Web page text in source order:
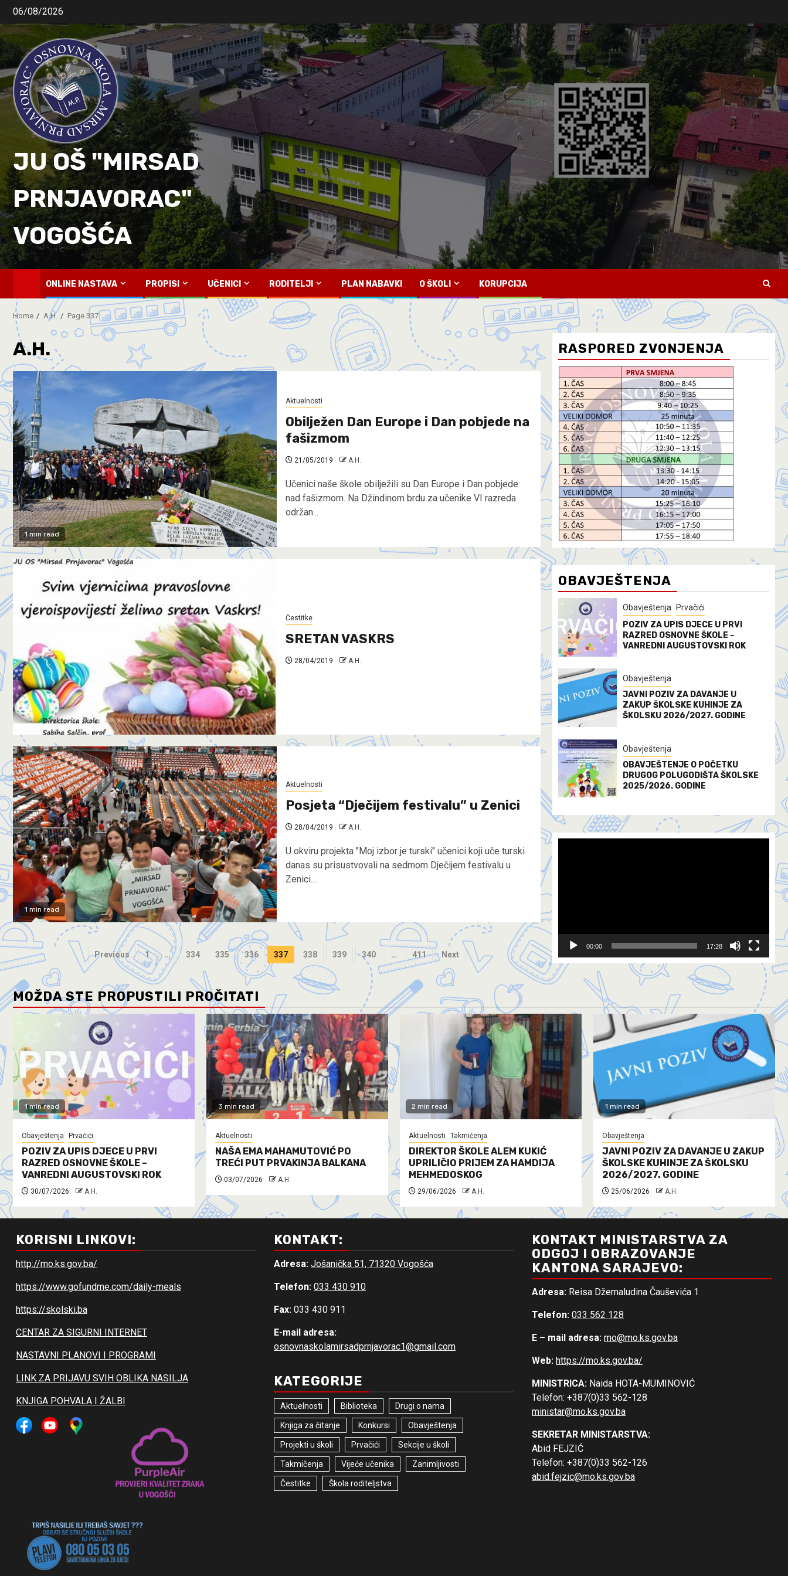
06/08/2026
JU OŠ "MIRSAD
PRNJAVORAC"
VOGOŠĆA
ONLINE NASTAVA PROPISI UČENICI RODITELJI PLAN NABAVKI O ŠKOLI KORUPCIJA
Home A.H. Page 337
A.H.
1 min read
Aktuelnosti
Obilježen Dan Europe i Dan pobjede na
fašizmom
21/05/2019 A.H.
Učenici naše škole obilježili su Dan Europe i Dan pobjede
nad fašizmom. Na Džindinom brdu za učenike VI razreda
održan...
Čestitke
SRETAN VASKRS
28/04/2019 A.H.
1 min read
Aktuelnosti
Posjeta “Dječijem festivalu” u Zenici
28/04/2019 A.H.
U okviru projekta "Moj izbor je turski" učenici koji uče turski
danas su prisustvovali na sedmom Dječijem festivalu u
Zenici....
Previous 1 … 334 335 336 337 338 339 340 … 411 Next
RASPORED ZVONJENJA
OBAVJEŠTENJA
Obavještenja Prvačići
POZIV ZA UPIS DJECE U PRVI
RAZRED OSNOVNE ŠKOLE –
VANREDNI AUGUSTOVSKI ROK
Obavještenja
JAVNI POZIV ZA DAVANJE U
ZAKUP ŠKOLSKE KUHINJE ZA
ŠKOLSKU 2026/2027. GODINE
Obavještenja
OBAVJEŠTENJE O POČETKU
DRUGOG POLUGODIŠTA ŠKOLSKE
2025/2026. GODINE
00:00 17:28
MOŽDA STE PROPUSTILI PROČITATI
1 min read
Obavještenja Prvačići
POZIV ZA UPIS DJECE U PRVI
RAZRED OSNOVNE ŠKOLE –
VANREDNI AUGUSTOVSKI ROK
30/07/2026 A.H.
3 min read
Aktuelnosti
NAŠA EMA MAHAMUTOVIĆ PO
TREĆI PUT PRVAKINJA BALKANA
03/07/2026 A.H.
2 min read
Aktuelnosti Takmičenja
DIREKTOR ŠKOLE ALEM KUKIĆ
UPRILIČIO PRIJEM ZA HAMDIJA
MEHMEDOSKOG
29/06/2026 A.H.
1 min read
Obavještenja
JAVNI POZIV ZA DAVANJE U ZAKUP
ŠKOLSKE KUHINJE ZA ŠKOLSKU
2026/2027. GODINE
25/06/2026 A.H.
KORISNI LINKOVI:
http://mo.ks.gov.ba/
https://www.gofundme.com/daily-meals
https://skolski.ba
CENTAR ZA SIGURNI INTERNET
NASTAVNI PLANOVI I PROGRAMI
LINK ZA PRIJAVU SVIH OBLIKA NASILJA
KNJIGA POHVALA I ŽALBI
KONTAKT:
Adresa: Jošanička 51, 71320 Vogošća
Telefon: 033 430 910
Fax: 033 430 911
E-mail adresa:
osnovnaskolamirsadprnjavorac1@gmail.com
KATEGORIJE
Aktuelnosti Biblioteka Drugi o nama
Knjiga za čitanje Konkursi Obavještenja
Projekti u školi Prvačići Sekcije u školi
Takmičenja Vijeće učenika Zanimljivosti
Čestitke Škola roditeljstva
KONTAKT MINISTARSTVA ZA
ODGOJ I OBRAZOVANJE
KANTONA SARAJEVO:
Adresa: Reisa Džemaludina Čauševića 1
Telefon: 033 562 128
E – mail adresa: mo@mo.ks.gov.ba
Web: https://mo.ks.gov.ba/
MINISTRICA: Naida HOTA-MUMINOVIĆ
Telefon: +387(0)33 562-128
ministar@mo.ks.gov.ba
SEKRETAR MINISTARSTVA:
Abid FEJZIĆ
Telefon: +387(0)33 562-126
abid.fejzic@mo.ks.gov.ba